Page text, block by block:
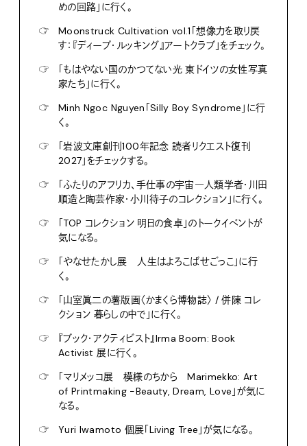
めの回路」に行く。
☞
Moonstruck Cultivation vol.1「想像力を取り戻
す：『ディープ・ルッキング』アートクラブ」をチェック。
☞
「もはやない国のかつてない光 東ドイツの女性写真
家たち」に行く。
☞
Minh Ngoc Nguyen「Silly Boy Syndrome」に行
く。
☞
「岩波文庫創刊100年記念 読者リクエスト復刊
2027」をチェックする。
☞
「ふたりのアフリカ、手仕事の宇宙―人類学者・川田
順造と陶芸作家・小川待子のコレクション」に行く。
☞
「TOP コレクション 明日の食卓」のトークイベントが
気になる。
☞
「やなせたかし展 人生はよろこばせごっこ」に行
く。
☞
「山室眞二の薯版画〈かまくら博物誌〉 / 併陳 コレ
クション 暮らしの中で」に行く。
☞
『ブック・アクティビスト』Irma Boom: Book
Activist 展に行く。
☞
「マリメッコ展 模様のちから Marimekko: Art
of Printmaking -Beauty, Dream, Love」が気に
なる。
☞
Yuri Iwamoto 個展「Living Tree」が気になる。